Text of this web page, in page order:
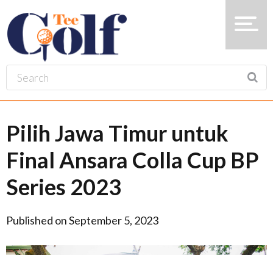
Pilih Jawa Timur untuk
Final Ansara Colla Cup BP
Series 2023
Published on September 5, 2023